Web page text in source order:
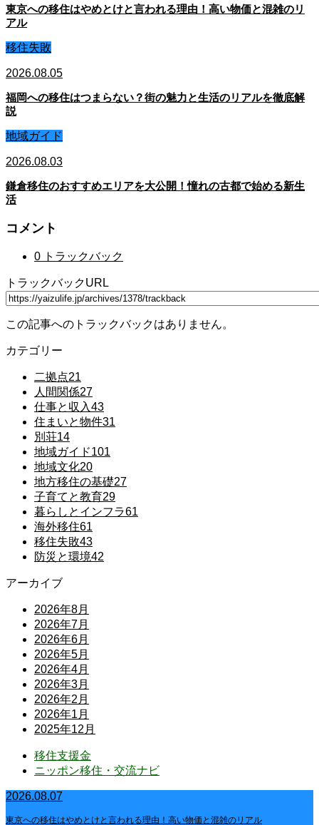
東京への移住はやめとけと言われる理由！高い物価と混雑のリ
アル
移住失敗
2026.08.05
福岡への移住はつまらない？街の魅力と生活のリアルを徹底解
説
地域ガイド
2026.08.03
鎌倉移住のおすすめエリアを大公開！憧れの古都で始める新生
活
コメント
0 トラックバック
トラックバックURL
この記事へのトラックバックはありません。
カテゴリー
二拠点21
人間関係27
仕事と収入43
住まいと物件31
別荘14
地域ガイド101
地域文化20
地方移住の基礎27
子育てと教育29
暮らしとインフラ61
海外移住61
移住失敗43
防災と環境42
アーカイブ
2026年8月
2026年7月
2026年6月
2026年5月
2026年4月
2026年3月
2026年2月
2026年1月
2025年12月
移住支援金
ニッポン移住・交流ナビ
2026.08.07
東京への移住はやめとけと言われる理由！高い物価と混雑のリアル